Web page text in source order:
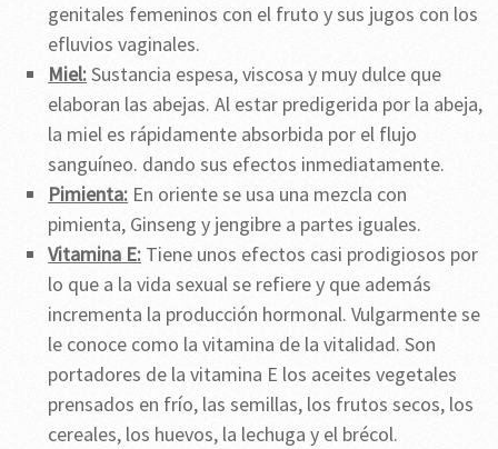
genitales femeninos con el fruto y sus jugos con los
efluvios vaginales.
Miel:Sustancia espesa, viscosa y muy dulce que
elaboran las abejas. Al estar predigerida por la abeja,
la miel es rápidamente absorbida por el flujo
sanguíneo. dando sus efectos inmediatamente.
Pimienta: En oriente se usa una mezcla con
pimienta, Ginseng y jengibre a partes iguales.
Vitamina E: Tiene unos efectos casi prodigiosos por
lo que a la vida sexual se refiere y que además
incrementa la producción hormonal. Vulgarmente se
le conoce como la vitamina de la vitalidad. Son
portadores de la vitamina E los aceites vegetales
prensados en frío, las semillas, los frutos secos, los
cereales, los huevos, la lechuga y el brécol.